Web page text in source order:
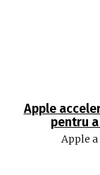
Apple
pentru
Apple